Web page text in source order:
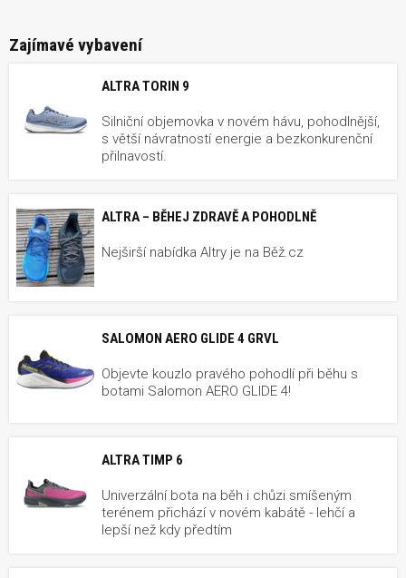
Zajímavé vybavení
ALTRA TORIN 9
Silniční objemovka v novém hávu, pohodlnější,
s větší návratností energie a bezkonkurenční
přilnavostí.
ALTRA – BĚHEJ ZDRAVĚ A POHODLNĚ
Nejširší nabídka Altry je na Běž.cz
SALOMON AERO GLIDE 4 GRVL
Objevte kouzlo pravého pohodlí při běhu s
botami Salomon AERO GLIDE 4!
ALTRA TIMP 6
Univerzální bota na běh i chůzi smíšeným
terénem přichází v novém kabátě - lehčí a
lepší než kdy předtím